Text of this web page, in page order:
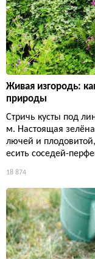
Живая изгородь:
природы
Стричь кусты под
м. Настоящая
лючей и
есить соседей-
18 874